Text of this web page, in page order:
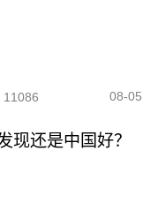
11086 08-05
现还是中国好？